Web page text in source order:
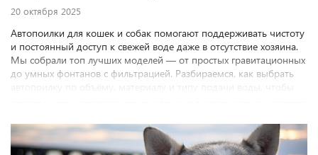
20 октября 2025
Автопоилки для кошек и собак помогают поддерживать чистоту
и постоянный доступ к свежей воде даже в отсутствие хозяина.
Мы собрали топ лучших моделей — от простых гравитационных
до умных фонтанов с фильтрацией. Разбираемся, как выбрать